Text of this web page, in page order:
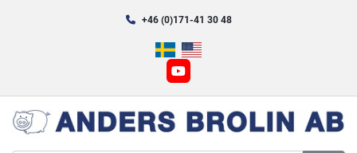
+46 (0)171-41 30 48
youtube